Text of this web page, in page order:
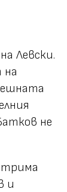
Левски.
не
трима
и